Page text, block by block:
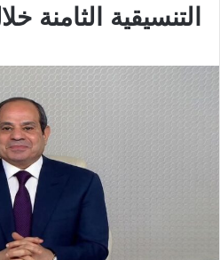
التنسيقية الثامنة خلال